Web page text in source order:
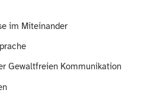
im Miteinander
Gewaltfreien Kommunikation